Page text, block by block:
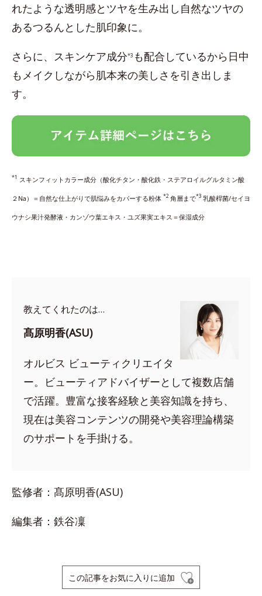
れたような透明感とツヤを生み出し自然なツヤの
あるつるんとした肌印象に。
さらに、スキンケア成分*3 も配合しているから日中
もメイクしながら肌本来の美しさを引き出しま
す。
*1 スキンフィットカラー成分（酸化チタン・酸化鉄・ステアロイルグルタミン酸
２Na）＝自然な仕上がりで肌悩みをカバーする粉体 *2 角層まで*3 乳酸桿菌/セイヨ
ウナシ果汁発酵液・カンゾウ葉エキス・ユズ果実エキス＝保湿成分
教えてくれたのは…
髙原明香(ASU)
オルビス ビューティクリエイタ
ー。ビューティアドバイザーとして複数店舗
で活躍。豊富な接客経験と美容知識を持ち、
現在は美容コンテンツの開発や美容理論構築
のサポートを手掛ける。
監修者：髙原明香(ASU)
編集者：鉄谷凜
この記事をお気に入りに追加